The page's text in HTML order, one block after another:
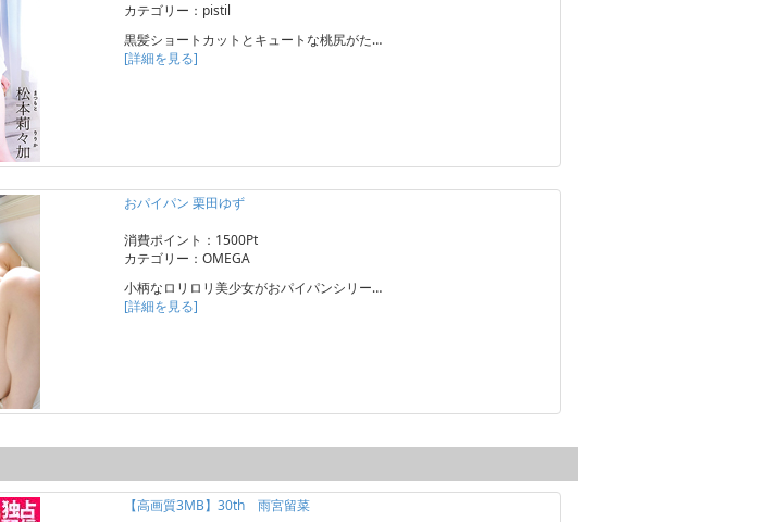
カテゴリー：pistil
黒髪ショートカットとキュートな桃尻がた…
[詳細を見る]
おパイパン 栗田ゆず
消費ポイント：1500Pt
カテゴリー：OMEGA
小柄なロリロリ美少女がおパイパンシリー…
[詳細を見る]
【高画質3MB】30th 雨宮留菜